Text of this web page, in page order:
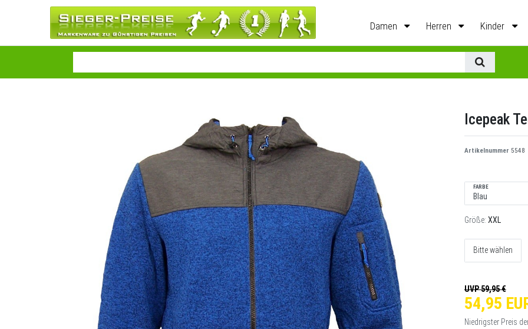
Damen Herren Kinder
Icepeak
Artikelnummer 5548
FARBE
Größe: XXL
Bitte wählen
UVP 59,95 €
54,95
Niedrigster Preis